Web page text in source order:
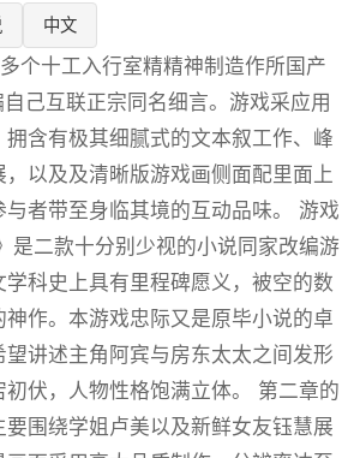
中文
个十工入行室精精神制造作所国产
己互联正宗同名细言。游戏采应用
含有极其细腻式的文本叙工作、峰
以及及清晰版游戏画侧面配里面上
者带至身临其境的互动品味。 游戏
是二款十分别少视的小说同家改编游
科史上具有里程碑愿义，被空的数
作。本游戏忠际又是原毕小说的卓
讲述主角阿宾与房东太太之间发形
伏，人物性格饱满立体。 第二章的
围绕学姐卢美以及新鲜女友钰慧展